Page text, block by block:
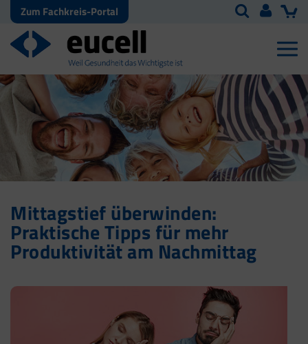
Zum Fachkreis-Portal
Mittagstief überwinden:
Praktische Tipps für mehr
Produktivität am Nachmittag